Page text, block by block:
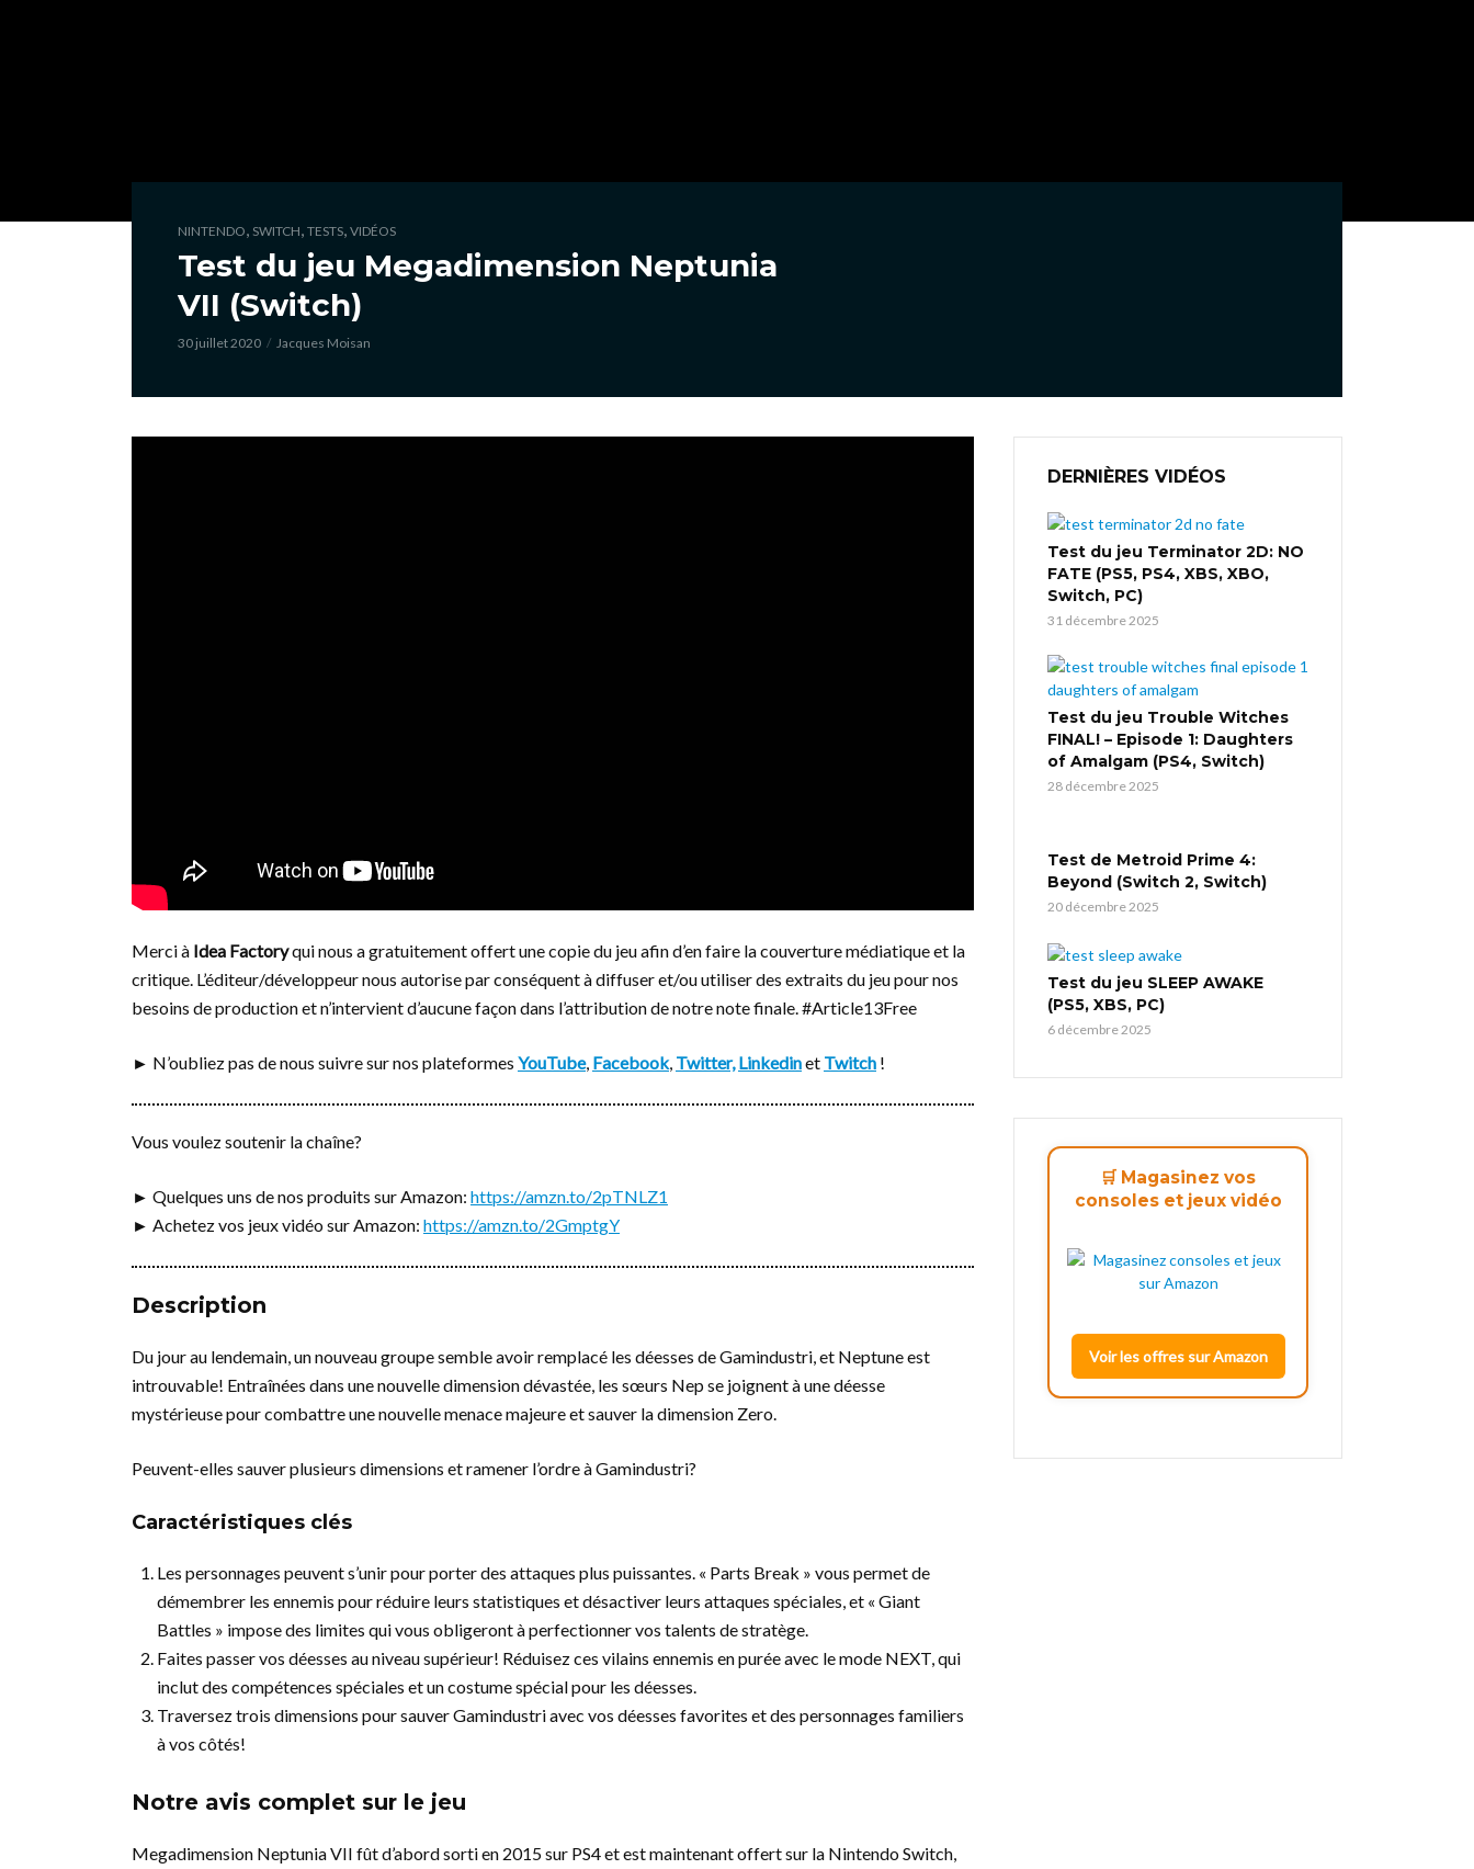
NINTENDO, SWITCH, TESTS, VIDÉOS
Test du jeu Megadimension Neptunia
VII (Switch)
30 juillet 2020 Jacques Moisan
Merci à Idea Factoryqui nous a gratuitement offert une copie du jeu afin d’en faire la couverture médiatique et la
critique. L’éditeur/développeur nous autorise par conséquent à diffuser et/ou utiliser des extraits du jeu pour nos
besoins de production et n’intervient d’aucune façon dans l’attribution de notre note finale. #Article13Free
► N’oubliez pas de nous suivre sur nos plateformes YouTube, Facebook, Twitter, Linkedinet Twitch !
Vous voulez soutenir la chaîne?
► Quelques uns de nos produits sur Amazon: https://amzn.to/2pTNLZ1
► Achetez vos jeux vidéo sur Amazon: https://amzn.to/2GmptgY
Description
Du jour au lendemain, un nouveau groupe semble avoir remplacé les déesses de Gamindustri, et Neptune est
introuvable! Entraînées dans une nouvelle dimension dévastée, les sœurs Nep se joignent à une déesse
mystérieuse pour combattre une nouvelle menace majeure et sauver la dimension Zero.
Peuvent-elles sauver plusieurs dimensions et ramener l’ordre à Gamindustri?
Caractéristiques clés
Les personnages peuvent s’unir pour porter des attaques plus puissantes. « Parts Break » vous permet de
démembrer les ennemis pour réduire leurs statistiques et désactiver leurs attaques spéciales, et « Giant
Battles » impose des limites qui vous obligeront à perfectionner vos talents de stratège.
Faites passer vos déesses au niveau supérieur! Réduisez ces vilains ennemis en purée avec le mode NEXT, qui
inclut des compétences spéciales et un costume spécial pour les déesses.
Traversez trois dimensions pour sauver Gamindustri avec vos déesses favorites et des personnages familiers
à vos côtés!
Notre avis complet sur le jeu
Megadimension Neptunia VII fût d’abord sorti en 2015 sur PS4 et est maintenant offert sur la Nintendo Switch,
DERNIÈRES VIDÉOS
Test du jeu Terminator 2D: NO
FATE (PS5, PS4, XBS, XBO,
Switch, PC)
31 décembre 2025
Test du jeu Trouble Witches
FINAL! – Episode 1: Daughters
of Amalgam (PS4, Switch)
28 décembre 2025
Test de Metroid Prime 4:
Beyond (Switch 2, Switch)
20 décembre 2025
Test du jeu SLEEP AWAKE
(PS5, XBS, PC)
6 décembre 2025
🛒 Magasinez vos
consoles et jeux vidéo
Voir les offres sur Amazon